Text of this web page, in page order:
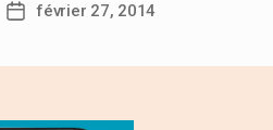
février 27, 2014